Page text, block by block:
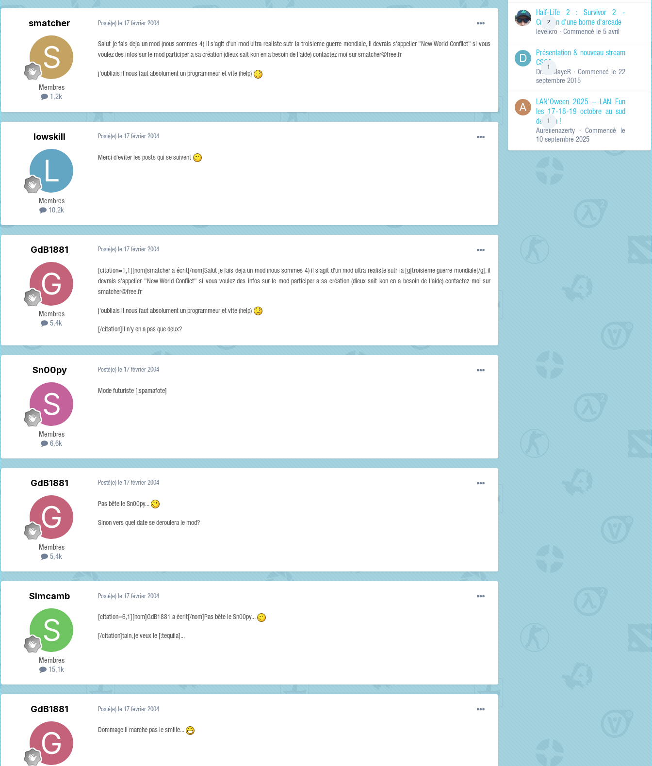
RECHERCHER LES
Titres et corps
Titres des
uniquement
smatcher
Membres
1,2k
Posté(e) le 17 février 2004
Salut je fais deja un mod (nous sommes 4) il s'agit d'un mod ultra realiste sutr la troisieme guerre mondiale, il devrais s'appeller "New World Conflict" si vous
voulez des infos sur le mod participer a sa création (dieux sait kon en a besoin de l'aide) contactez moi sur smatcher@free.fr
j'oubliais il nous faut absolument un programmeur et vite (help)
lowskill
Membres
10,2k
Posté(e) le 17 février 2004
Merci d'eviter les posts qui se suivent
GdB1881
Membres
5,4k
Posté(e) le 17 février 2004
[citation=1,1][nom]smatcher a écrit[/nom]Salut je fais deja un mod (nous sommes 4) il s'agit d'un mod ultra realiste sutr la [g]troisieme guerre mondiale[/g], il
devrais s'appeller "New World Conflict" si vous voulez des infos sur le mod participer a sa création (dieux sait kon en a besoin de l'aide) contactez moi sur
smatcher@free.fr
j'oubliais il nous faut absolument un programmeur et vite (help)
[/citation]Il n'y en a pas que deux?
Sn00py
Membres
6,6k
Posté(e) le 17 février 2004
Mode futuriste [:spamafote]
GdB1881
Membres
5,4k
Posté(e) le 17 février 2004
Pas bête le Sn00py...
Sinon vers quel date se deroulera le mod?
Simcamb
Membres
15,1k
Posté(e) le 17 février 2004
[citation=6,1][nom]GdB1881 a écrit[/nom]Pas bête le Sn00py...
[/citation]tain, je veux le [:tequila]...
GdB1881 Posté(e) le 17 février 2004
Dommage il marche pas le smilie...
2
Half-Life 2 : Survivor 2 -
Création d'une borne d'arcade
levelkro · Commencé le 5 avril
1
Présentation & nouveau stream
CSGO
Dr.KinSlayeR · Commencé le 22
septembre 2015
1
LAN'Oween 2025 – LAN Fun
les 17-18-19 octobre au sud
de Lyon !
Aurelienazerty · Commencé le
10 septembre 2025